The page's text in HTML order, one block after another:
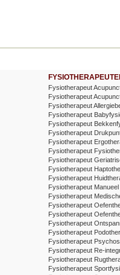
Fysiotherapeut
Fysiotherapeut
Fysiotherapeut
Fysiotherapeut
Fysiotherapeut
Fysiotherapeut
Fysiotherapeut
Fysiotherapeut
Fysiotherapeut
Fysiotherapeut
Fysiotherapeut
Fysiotherapeut
Fysiotherapeut
Fysiotherapeut
Fysiotherapeut
Fysiotherapeut
Fysiotherapeut
Fysiotherapeut
Fysiotherapeut Re-
Fysiotherapeut
Fysiotherapeut